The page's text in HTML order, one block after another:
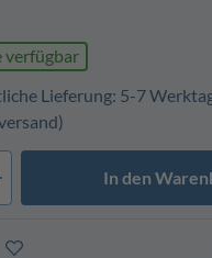
verfügbar
Lieferung: 5-7
In den